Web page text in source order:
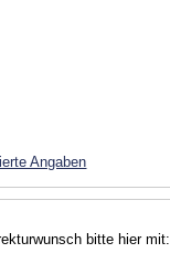
Angaben
bitte hier mit: